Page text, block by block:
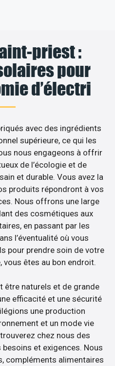
priest :
pour
d’électri
avec des ingrédients
supérieure, ce qui les
nous engageons à offrir
de l’écologie et de
et durable. Vous avez la
produits répondront à vos
Nous offrons une large
des cosmétiques aux
en passant par les
l’éventualité où vous
pour prendre soin de votre
êtes au bon endroit.
être naturels et de grande
efficacité et une sécurité
une production
et un mode vie
chez nous des
et exigences. Nous
compléments alimentaires